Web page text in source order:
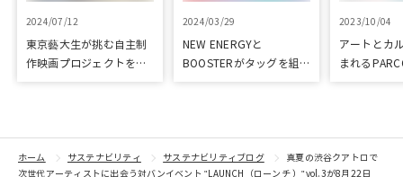
2024/07/12
東京藝大生が挑む自主制
作映画プロジェクトをク
2024/03/29
NEW ENERGYと
BOOSTERがタッグを組
2023/10/04
アートとカ
まれる
ホーム サステナビリティ サステナビリティブログ
真夏の渋谷クアトロで
次世代アーティストに出会う対バンイベント "LAUNCH（ローンチ ）"vol.3が8月22日